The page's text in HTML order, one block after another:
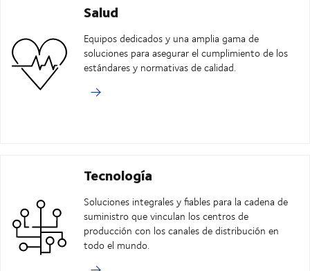
Salud
Equipos dedicados y una amplia gama de
soluciones para asegurar el cumplimiento de los
estándares y normativas de calidad.
Tecnología
Soluciones integrales y fiables para la cadena de
suministro que vinculan los centros de
producción con los canales de distribución en
todo el mundo.